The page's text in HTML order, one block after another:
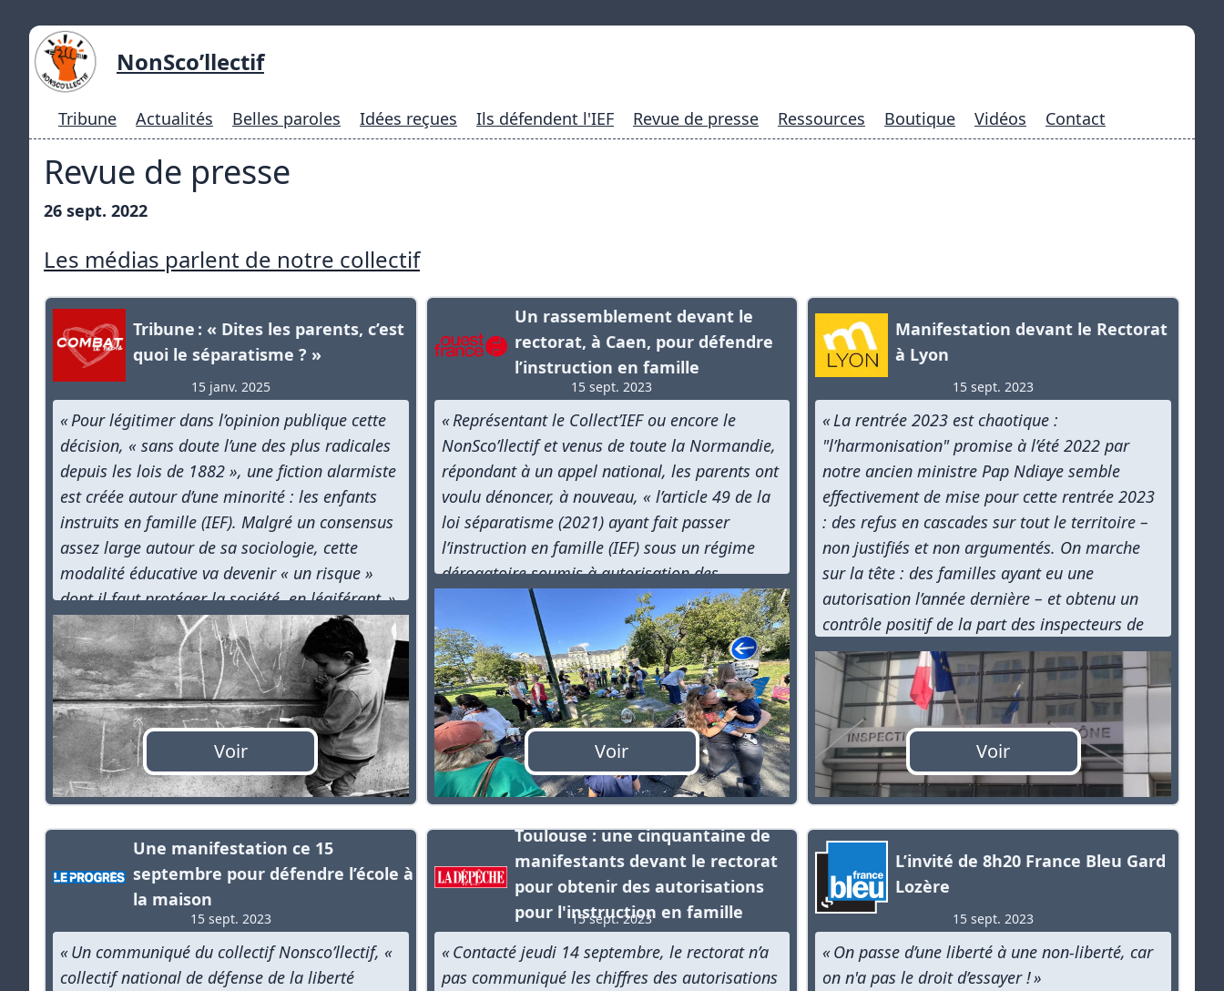
NonSco’llectif
Tribune Actualités Belles paroles Idées reçues Ils défendent l'IEF Revue de presse Ressources Boutique Vidéos Contact
Revue de presse
26 sept. 2022
Les médias parlent de notre collectif
Tribune : « Dites les parents, c’est
quoi le séparatisme ? »
15 janv. 2025
« Pour légitimer dans l’opinion publique cette
décision, « sans doute l’une des plus radicales
depuis les lois de 1882 », une fiction alarmiste
est créée autour d’une minorité : les enfants
instruits en famille (IEF). Malgré un consensus
assez large autour de sa sociologie, cette
modalité éducative va devenir « un risque »
dont il faut protéger la société, en légiférant. »
Voir
Un rassemblement devant le
rectorat, à Caen, pour défendre
l’instruction en famille
15 sept. 2023
« Représentant le Collect’IEF ou encore le
NonSco’llectif et venus de toute la Normandie,
répondant à un appel national, les parents ont
voulu dénoncer, à nouveau, « l’article 49 de la
loi séparatisme (2021) ayant fait passer
l’instruction en famille (IEF) sous un régime
dérogatoire soumis à autorisation des
académies ». »
Voir
Manifestation devant le Rectorat
à Lyon
15 sept. 2023
« La rentrée 2023 est chaotique :
"l’harmonisation" promise à l’été 2022 par
notre ancien ministre Pap Ndiaye semble
effectivement de mise pour cette rentrée 2023
: des refus en cascades sur tout le territoire –
non justifiés et non argumentés. On marche
sur la tête : des familles ayant eu une
autorisation l’année dernière – et obtenu un
contrôle positif de la part des inspecteurs de
l’EN sur la même année, se voient cette année
se faire refuser le précieux sésame pour la
rentrée 2023-2024 »
Voir
Une manifestation ce 15
septembre pour défendre l’école à
la maison
15 sept. 2023
« Un communiqué du collectif Nonsco’llectif, «
collectif national de défense de la liberté
Toulouse : une cinquantaine de
manifestants devant le rectorat
pour obtenir des autorisations
pour l'instruction en famille
15 sept. 2023
« Contacté jeudi 14 septembre, le rectorat n’a
pas communiqué les chiffres des autorisations
L’invité de 8h20 France Bleu Gard
Lozère
15 sept. 2023
« On passe d’une liberté à une non-liberté, car
on n'a pas le droit d’essayer ! »